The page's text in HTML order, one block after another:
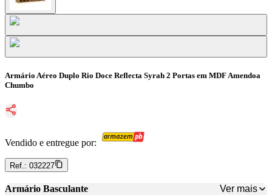
Armário Aéreo Duplo Rio Doce Reflecta Syrah 2 Portas em MDF Amendoa
Chumbo
Vendido e entregue por:
Ref.: 032227
Armário Basculante
Ver mais